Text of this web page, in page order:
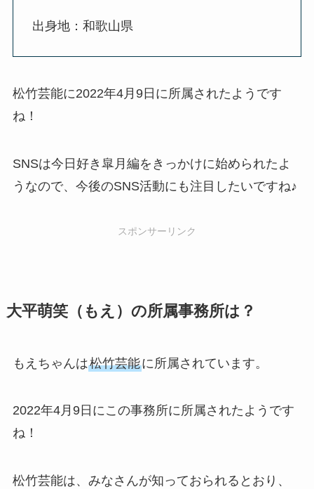
出身地：和歌山県
松竹芸能に2022年4月9日に所属されたようです
ね！
SNSは今日好き皐月編をきっかけに始められたよ
うなので、今後のSNS活動にも注目したいですね♪
スポンサーリンク
大平萌笑（もえ）の所属事務所は？
もえちゃんは松竹芸能に所属されています。
2022年4月9日にこの事務所に所属されたようです
ね！
松竹芸能は、みなさんが知っておられるとおり、